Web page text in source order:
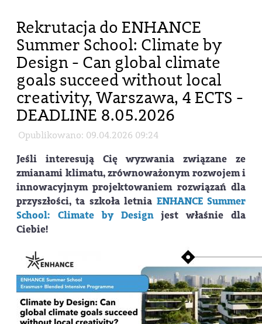
Rekrutacja do ENHANCE
Summer School: Climate by
Design - Can global climate
goals succeed without local
creativity, Warszawa, 4 ECTS -
DEADLINE 8.05.2026
Opublikowano: 09.04.2026 09:24
Jeśli interesują Cię wyzwania związane ze
zmianami klimatu, zrównoważonym rozwojem i
innowacyjnym projektowaniem rozwiązań dla
przyszłości, ta szkoła letnia ENHANCE Summer
School: Climate by Designjest właśnie dla
Ciebie!